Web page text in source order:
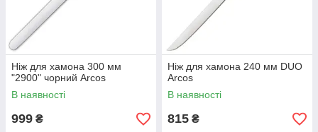
Ніж для хамона 300 мм
"2900" чорний Arcos
В наявності
999 ₴
Ніж для хамона 240 мм DUO
Arcos
В наявності
815 ₴